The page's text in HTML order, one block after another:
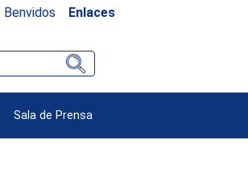
Benvidos Enlaces
Sala de Prensa